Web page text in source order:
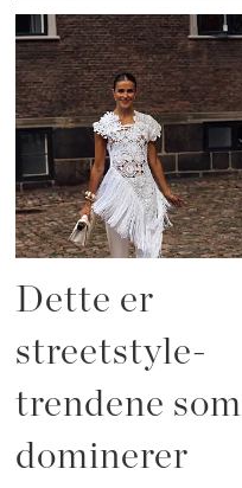
Dette er
streetstyle-
trendene som
dominerer